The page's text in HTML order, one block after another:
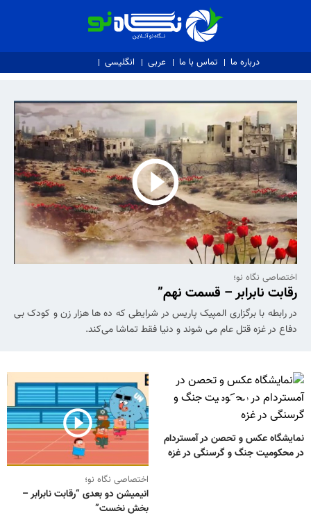
نگاه نو
درباره ما تماس با ما عربی انگلیسی
اختصاصی نگاه نو؛
رقابت نابرابر – قسمت نهم”
در رابطه با برگزاری المپیک پاریس در شرایطی که ده ها هزار زن و کودک بی
دفاع در غزه قتل عام می شوند و دنیا فقط تماشا می‌کند.
نمایشگاه عکس و تحصن در آمستردام
در محکومیت جنگ و گرسنگی در غزه
اختصاصی نگاه نو؛
انیمیشن دو بعدی “رقابت نابرابر –
بخش نخست”